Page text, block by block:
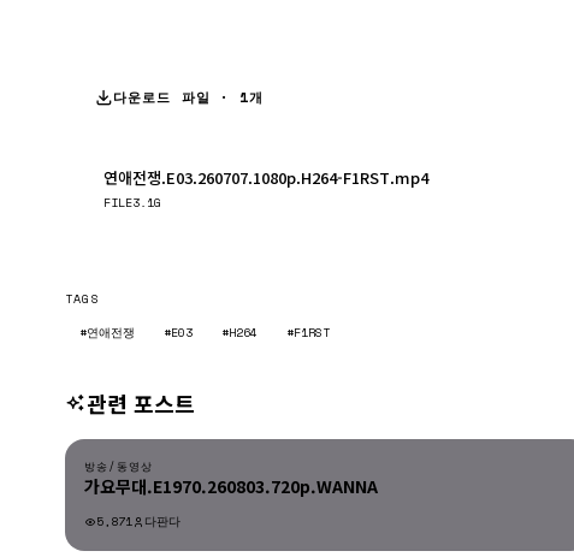
다운로드 파일 · 1개
연애전쟁.E03.260707.1080p.H264-F1RST.mp4
FILE3.1G
TAGS
#연애전쟁
#E03 #H264 #F1RST
관련 포스트
방송/동영상
방송/동영상
가요무대.E1970.260803.720p.WANNA
5,871 다판다